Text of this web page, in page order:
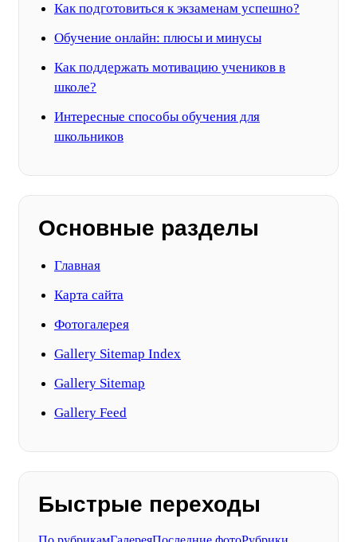
Как подготовиться к экзаменам успешно?
Обучение онлайн: плюсы и минусы
Как поддержать мотивацию учеников в
школе?
Интересные способы обучения для
школьников
Основные разделы
Главная
Карта сайта
Фотогалерея
Gallery Sitemap Index
Gallery Sitemap
Gallery Feed
Быстрые переходы